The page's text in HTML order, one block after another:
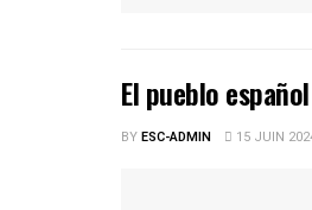
El pueblo
BYESC-ADMIN 15 JUIN